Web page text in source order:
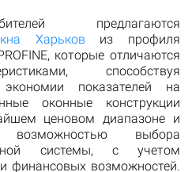
предлагаются
Харьков из профиля
которые отличаются
способствуя
показателей на
оконные конструкции
ценовом диапазоне и
возможностью выбора
системы, с учетом
финансовых возможностей.